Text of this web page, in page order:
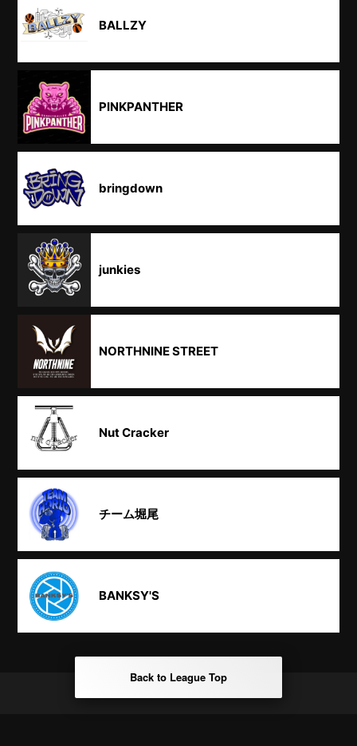
BALLZY
PINKPANTHER
bringdown
junkies
NORTHNINE STREET
Nut Cracker
チーム堀尾
BANKSY'S
Back to League Top